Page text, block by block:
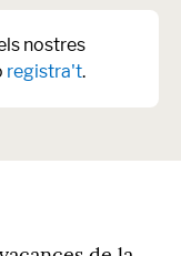
nostres
registra't.